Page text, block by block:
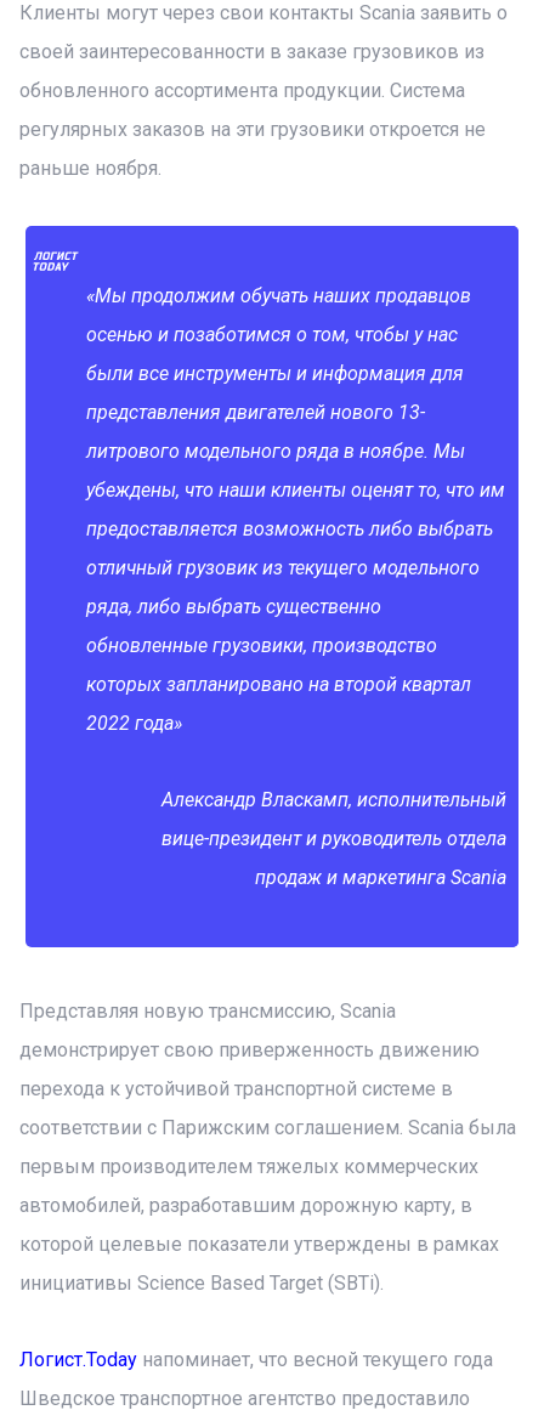
Клиенты могут через свои контакты Scania заявить о
своей заинтересованности в заказе грузовиков из
обновленного ассортимента продукции. Система
регулярных заказов на эти грузовики откроется не
раньше ноября.
«Мы продолжим обучать наших продавцов
осенью и позаботимся о том, чтобы у нас
были все инструменты и информация для
представления двигателей нового 13-
литрового модельного ряда в ноябре. Мы
убеждены, что наши клиенты оценят то, что им
предоставляется возможность либо выбрать
отличный грузовик из текущего модельного
ряда, либо выбрать существенно
обновленные грузовики, производство
которых запланировано на второй квартал
2022 года»
Александр Власкамп, исполнительный
вице-президент и руководитель отдела
продаж и маркетинга Scania
Представляя новую трансмиссию, Scania
демонстрирует свою приверженность движению
перехода к устойчивой транспортной системе в
соответствии с Парижским соглашением. Scania была
первым производителем тяжелых коммерческих
автомобилей, разработавшим дорожную карту, в
которой целевые показатели утверждены в рамках
инициативы Science Based Target (SBTi).
Логист.Today напоминает, что весной текущего года
Шведское транспортное агентство предоставило